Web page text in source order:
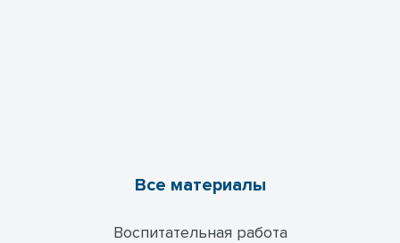
Все материалы
Воспитательная работа